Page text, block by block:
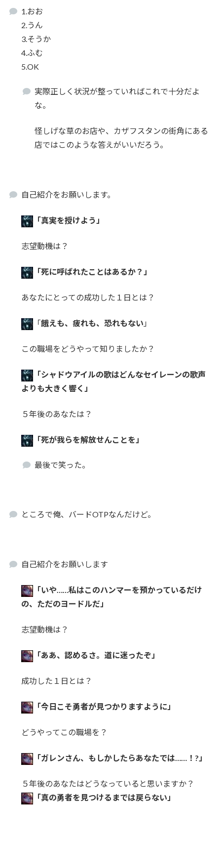
1.おお
2.うん
3.そうか
4.ふむ
5.OK
実際正しく状況が整っていればこれで十分だよ
な。
怪しげな草のお店や、カザフスタンの街角にある
店ではこのような答えがいいだろう。
自己紹介をお願いします。
「真実を授けよう」
志望動機は？
「死に呼ばれたことはあるか？」
あなたにとっての成功した１日とは？
「餓えも、疲れも、恐れもない 」
この職場をどうやって知りましたか？
「シャドウアイルの歌はどんなセイレーンの歌声
よりも大きく響く」
５年後のあなたは？
「死が我らを解放せんことを」
最後で笑った。
ところで俺、バードOTPなんだけど。
自己紹介をお願いします
「いや……私はこのハンマーを預かっているだけ
の、ただのヨードルだ」
志望動機は？
「ああ、認めるさ。道に迷ったぞ」
成功した１日とは？
「今日こそ勇者が見つかりますように」
どうやってこの職場を？
「ガレンさん、もしかしたらあなたでは……！?」
５年後のあなたはどうなっていると思いますか？
「真の勇者を見つけるまでは戻らない」